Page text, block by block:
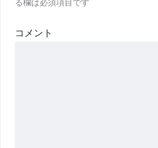
る欄は必須項目です
コメント